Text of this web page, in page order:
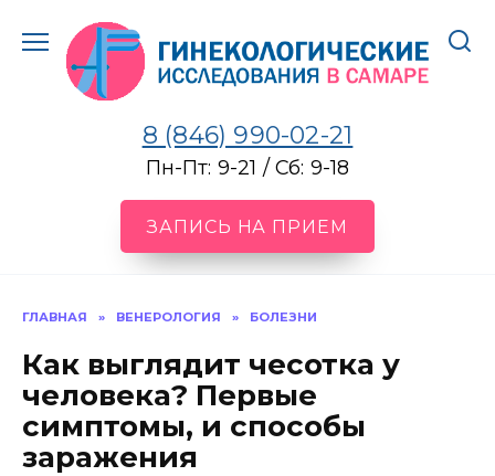
содержанию
8 (846) 990-02-21
Пн-Пт: 9-21 / Сб: 9-18
ЗАПИСЬ НА ПРИЕМ
ГЛАВНАЯ » ВЕНЕРОЛОГИЯ » БОЛЕЗНИ
Как выглядит чесотка у
человека? Первые
симптомы, и способы
заражения